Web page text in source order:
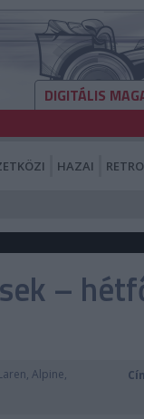
DIGITÁLIS
HAZAI RETRO
–
Alpine,